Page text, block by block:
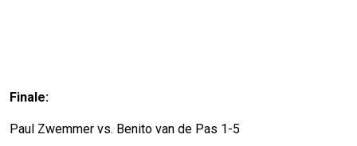
Finale:
Paul Zwemmer vs. Benito van de Pas 1-5